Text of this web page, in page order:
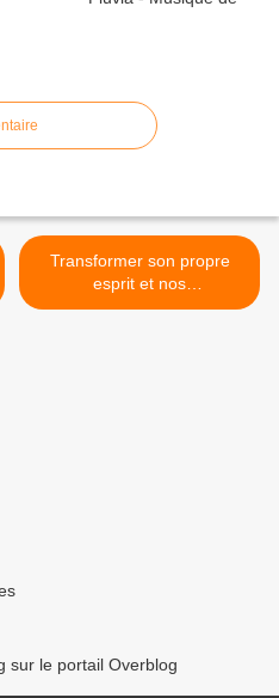
Transformer son propre
esprit et nos
comportements >
sur le portail Overblog